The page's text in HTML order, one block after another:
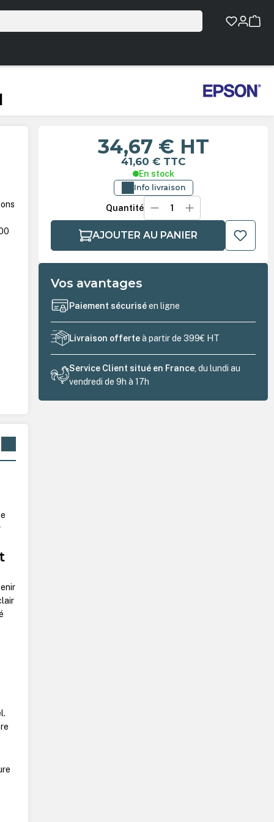
34,67 € HT
41,60 € TTC
En stock
Info livraison
Quantité
AJOUTER AU PANIER
Vos avantages
Paiement sécuriséen ligne
Livraison offerteà partir de 399€ HT
Service Client situé en France , du lundi au
vendredi de 9h à 17h